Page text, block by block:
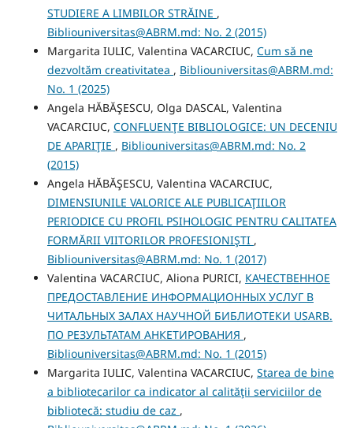
STUDIERE A LIMBILOR STRĂINE ,
Bibliouniversitas@ABRM.md: No. 2 (2015)
Margarita IULIC, Valentina VACARCIUC, Cum să ne
dezvoltăm creativitatea , Bibliouniversitas@ABRM.md:
No. 1 (2025)
Angela HĂBĂŞESCU, Olga DASCAL, Valentina
VACARCIUC, CONFLUENŢE BIBLIOLOGICE: UN DECENIU
DE APARIŢIE , Bibliouniversitas@ABRM.md: No. 2
(2015)
Angela HĂBĂŞESCU, Valentina VACARCIUC,
DIMENSIUNILE VALORICE ALE PUBLICAŢIILOR
PERIODICE CU PROFIL PSIHOLOGIC PENTRU CALITATEA
FORMĂRII VIITORILOR PROFESIONIŞTI ,
Bibliouniversitas@ABRM.md: No. 1 (2017)
Valentina VACARCIUC, Aliona PURICI, КАЧЕСТВЕННОЕ
ПРЕДОСТАВЛЕНИЕ ИНФОРМАЦИОННЫХ УСЛУГ В
ЧИТАЛЬНЫХ ЗАЛАХ НАУЧНОЙ БИБЛИОТЕКИ USARB.
ПО РЕЗУЛЬТАТАМ АНКЕТИРОВАНИЯ ,
Bibliouniversitas@ABRM.md: No. 1 (2015)
Margarita IULIC, Valentina VACARCIUC, Starea de bine
a bibliotecarilor ca indicator al calităţii serviciilor de
bibliotecă: studiu de caz ,